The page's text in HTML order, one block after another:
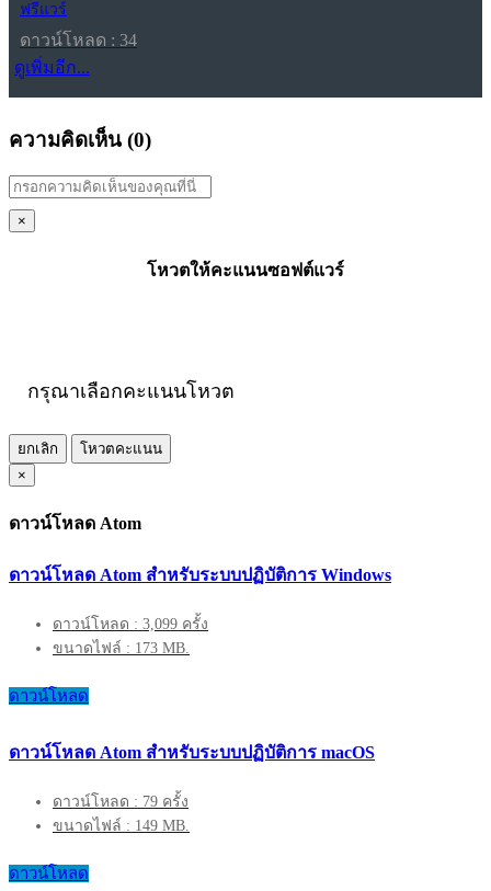
ฟรีแวร์
ดาวน์โหลด : 34
ดูเพิ่มอีก...
ความคิดเห็น (0)
×
โหวตให้คะแนนซอฟต์แวร์
กรุณาเลือกคะแนนโหวต
ยกเลิก
โหวตคะแนน
×
ดาวน์โหลด Atom
ดาวน์โหลด Atom สำหรับระบบปฏิบัติการ Windows
ดาวน์โหลด : 3,099 ครั้ง
ขนาดไฟล์ : 173 MB.
ดาวน์โหลด
ดาวน์โหลด Atom สำหรับระบบปฏิบัติการ macOS
ดาวน์โหลด : 79 ครั้ง
ขนาดไฟล์ : 149 MB.
ดาวน์โหลด